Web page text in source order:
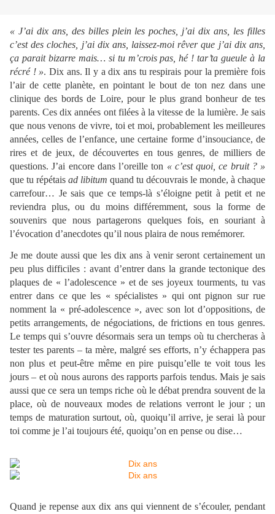
« J’ai dix ans, des billes plein les poches, j’ai dix ans, les filles
c’est des cloches, j’ai dix ans, laissez-moi rêver que j’ai dix ans,
ça parait bizarre mais… si tu m’crois pas, hé ! tar’ta gueule à la
récré ! ». Dix ans. Il y a dix ans tu respirais pour la première fois
l’air de cette planète, en pointant le bout de ton nez dans une
clinique des bords de Loire, pour le plus grand bonheur de tes
parents. Ces dix années ont filées à la vitesse de la lumière. Je sais
que nous venons de vivre, toi et moi, probablement les meilleures
années, celles de l’enfance, une certaine forme d’insouciance, de
rires et de jeux, de découvertes en tous genres, de milliers de
questions. J’ai encore dans l’oreille ton « c’est quoi, ce bruit ? »
que tu répétais ad libitum quand tu découvrais le monde, à chaque
carrefour… Je sais que ce temps-là s’éloigne petit à petit et ne
reviendra plus, ou du moins différemment, sous la forme de
souvenirs que nous partagerons quelques fois, en souriant à
l’évocation d’anecdotes qu’il nous plaira de nous remémorer.
Je me doute aussi que les dix ans à venir seront certainement un
peu plus difficiles : avant d’entrer dans la grande tectonique des
plaques de « l’adolescence » et de ses joyeux tourments, tu vas
entrer dans ce que les « spécialistes » qui ont pignon sur rue
nomment la « pré-adolescence », avec son lot d’oppositions, de
petits arrangements, de négociations, de frictions en tous genres.
Le temps qui s’ouvre désormais sera un temps où tu chercheras à
tester tes parents – ta mère, malgré ses efforts, n’y échappera pas
non plus et peut-être même en pire puisqu’elle te voit tous les
jours – et où nous aurons des rapports parfois tendus. Mais je sais
aussi que ce sera un temps riche où le débat prendra souvent de la
place, où de nouveaux modes de relations verront le jour ; un
temps de maturation surtout, où, quoiqu’il arrive, je serai là pour
toi comme je l’ai toujours été, quoiqu’on en pense ou dise…
Quand je repense aux dix ans qui viennent de s’écouler, pendant